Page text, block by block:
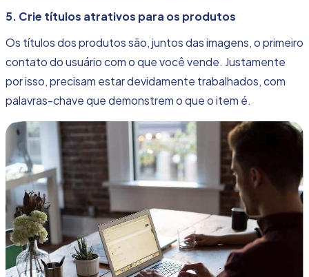
5. Crie títulos atrativos para os produtos
Os títulos dos produtos são, juntos das imagens, o primeiro
contato do usuário com o que você vende. Justamente
por isso, precisam estar devidamente trabalhados, com
palavras-chave que demonstrem o que o item é.